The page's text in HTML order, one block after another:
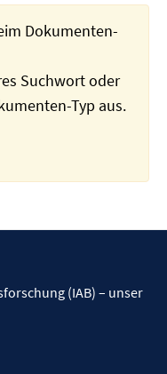
Dokumenten-
Suchwort oder
Typ aus.
(IAB) – unser